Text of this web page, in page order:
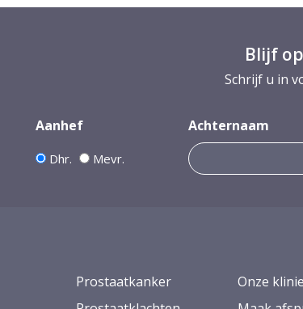
Blijf
Schrijf u in
Aanhef
Dhr. Mevr.
Achternaam
Prostaatkanker
Onze